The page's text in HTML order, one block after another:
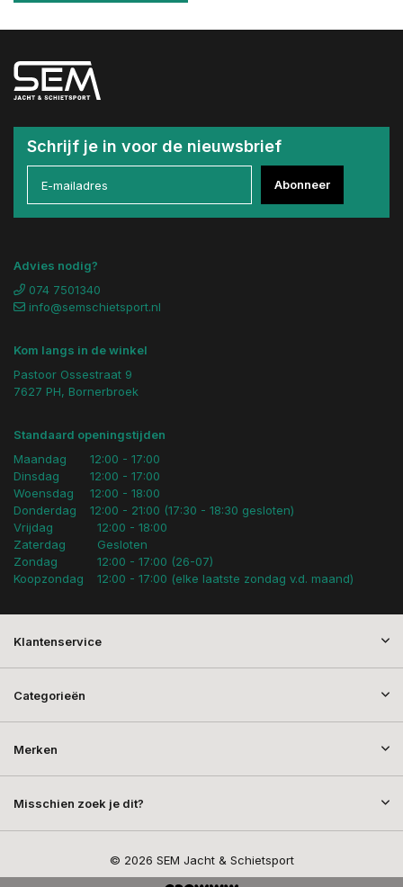
Schrijf je in voor de nieuwsbrief
Abonneer
Advies nodig?
074 7501340
info@semschietsport.nl
Kom langs in de winkel
Pastoor Ossestraat 9
7627 PH, Bornerbroek
Standaard openingstijden
Maandag
Dinsdag
Woensdag
Donderdag
12:00 - 17:00
12:00 - 17:00
12:00 - 18:00
12:00 - 21:00 (17:30 - 18:30 gesloten)
Vrijdag
Zaterdag
Zondag
Koopzondag
12:00 - 18:00
Gesloten
12:00 - 17:00 (26-07)
12:00 - 17:00 (elke laatste zondag v.d. maand)
Klantenservice
Categorieën
Merken
Misschien zoek je dit?
© 2026 SEM Jacht & Schietsport